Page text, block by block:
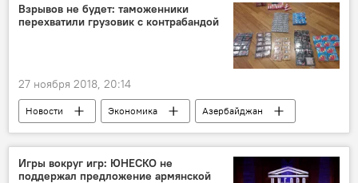
Взрывов не будет: таможенники
перехватили грузовик с контрабандой
27 ноября 2018, 20:14
Новости Экономика Азербайджан
Игры вокруг игр: ЮНЕСКО не
поддержал предложение армянской